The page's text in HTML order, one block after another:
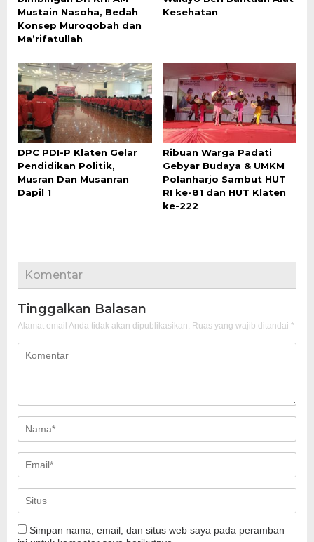
Mustain Nasoha, Bedah
Konsep Muroqobah dan
Ma’rifatullah
Kesehatan
DPC PDI-P Klaten Gelar
Pendidikan Politik,
Musran Dan Musanran
Dapil 1
Ribuan Warga Padati
Gebyar Budaya & UMKM
Polanharjo Sambut HUT
RI ke-81 dan HUT Klaten
ke-222
Komentar
Tinggalkan Balasan
Alamat email Anda tidak akan dipublikasikan. Ruas yang wajib ditandai *
Simpan nama, email, dan situs web saya pada peramban